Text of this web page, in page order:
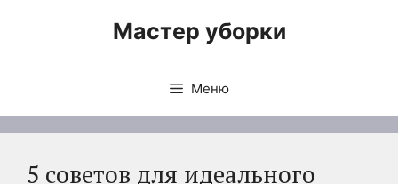
Мастер уборки
Меню
5 советов для идеального